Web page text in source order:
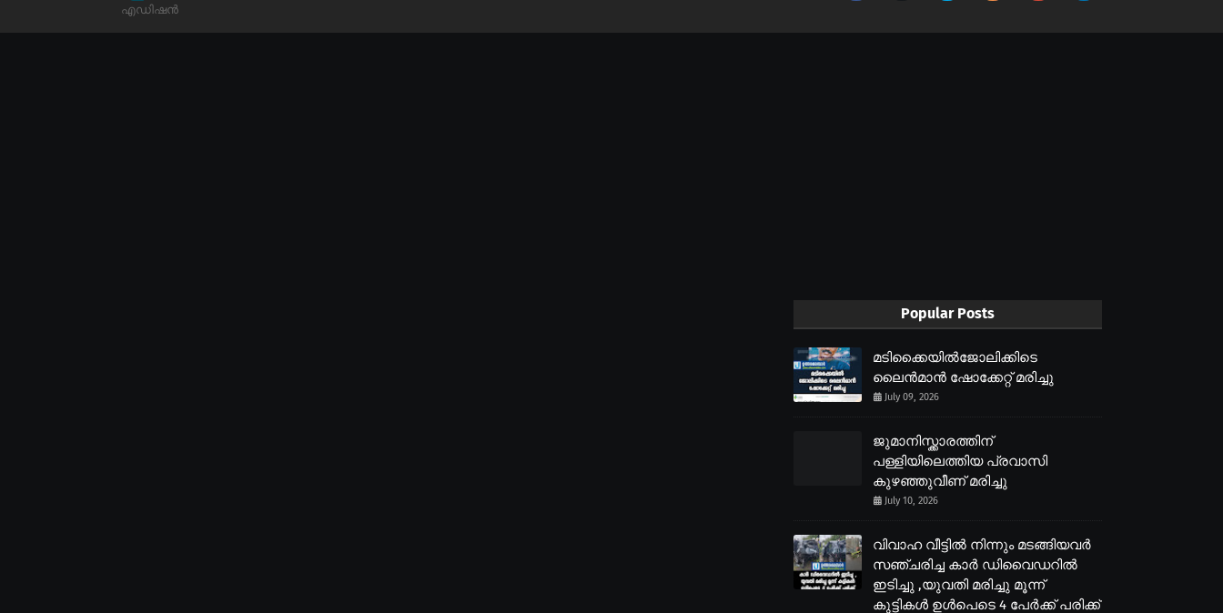
എഡിഷൻ
Popular Posts
മടിക്കൈയിൽജോലിക്കിടെ
ലൈൻമാൻ ഷോക്കേറ്റ് മരിച്ചു
July 09, 2026
ജുമാനിസ്ക്കാരത്തിന്
പള്ളിയിലെത്തിയ പ്രവാസി
കുഴഞ്ഞുവീണ് മരിച്ചു
July 10, 2026
വിവാഹ വീട്ടിൽ നിന്നും മടങ്ങിയവർ
സഞ്ചരിച്ച കാർ ഡിവൈഡറിൽ
ഇടിച്ചു ,യുവതി മരിച്ചു മൂന്ന്
കുട്ടികൾ ഉൾപെടെ 4 പേർക്ക് പരിക്ക്